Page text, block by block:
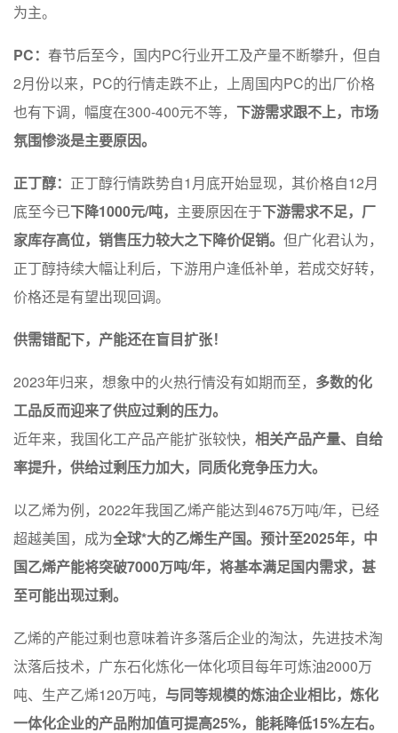
为主。
PC： 春节后至今，国内PC行业开工及产量不断攀升，但自
2月份以来，PC的行情走跌不止，上周国内PC的出厂价格
也有下调，幅度在300-400元不等， 下游需求跟不上，市场
氛围惨淡是主要原因。
正丁醇： 正丁醇行情跌势自1月底开始显现，其价格自12月
底至今已下降1000元/吨， 主要原因在于下游需求不足，厂
家库存高位，销售压力较大之下降价促销。 但广化君认为，
正丁醇持续大幅让利后，下游用户逢低补单，若成交好转，
价格还是有望出现回调。
供需错配下，产能还在盲目扩张！
2023年归来，想象中的火热行情没有如期而至， 多数的化
工品反而迎来了供应过剩的压力。
近年来，我国化工产品产能扩张较快， 相关产品产量、自给
率提升，供给过剩压力加大，同质化竞争压力大。
以乙烯为例，2022年我国乙烯产能达到4675万吨/年，已经
超越美国，成为全球*大的乙烯生产国。 预计至2025年，中
国乙烯产能将突破7000万吨/年，将基本满足国内需求，甚
至可能出现过剩。
乙烯的产能过剩也意味着许多落后企业的淘汰，先进技术淘
汰落后技术，广东石化炼化一体化项目每年可炼油2000万
吨、生产乙烯120万吨， 与同等规模的炼油企业相比，炼化
一体化企业的产品附加值可提高25%，能耗降低15%左右。